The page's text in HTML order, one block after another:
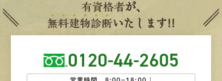
有資格者が、
無料建物診断いたします!!
0120-44-2605